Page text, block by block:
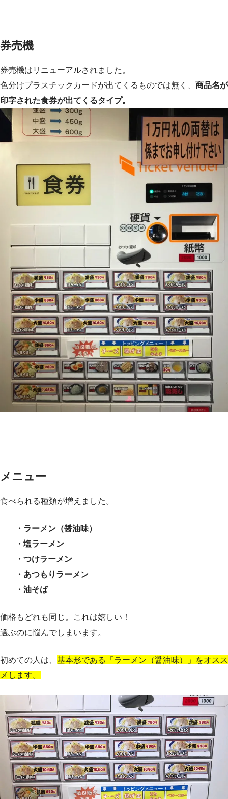
券売機
券売機はリニューアルされました。
色分けプラスチックカードが出てくるものでは無く、 商品名が
印字された食券が出てくるタイプ。
メニュー
食べられる種類が増えました。
・ラーメン（醤油味）
・塩ラーメン
・つけラーメン
・あつもりラーメン
・油そば
価格もどれも同じ。これは嬉しい！
選ぶのに悩んでしまいます。
初めての人は、 基本形である「ラーメン（醤油味）」をオスス
メします。